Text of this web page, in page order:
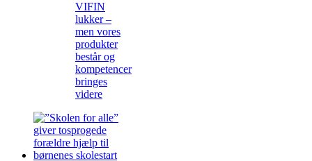
VIFIN
lukker –
men vores
produkter
består og
kompetencer
bringes
videre